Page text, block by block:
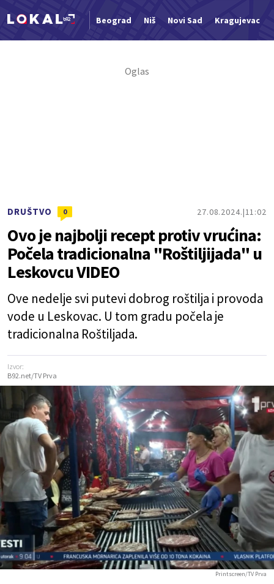
Beograd Niš Novi Sad Kragujevac
DRUŠTVO 0 27.08.2024. 11:02
Ovo je najbolji recept protiv vrućina:
Počela tradicionalna "Roštiljijada" u
Leskovcu VIDEO
Ove nedelje svi putevi dobrog roštilja i provoda
vode u Leskovac. U tom gradu počela je
tradicionalna Roštiljada.
Izvor:
B92.net/TV Prva
Printscreen/TV Prva